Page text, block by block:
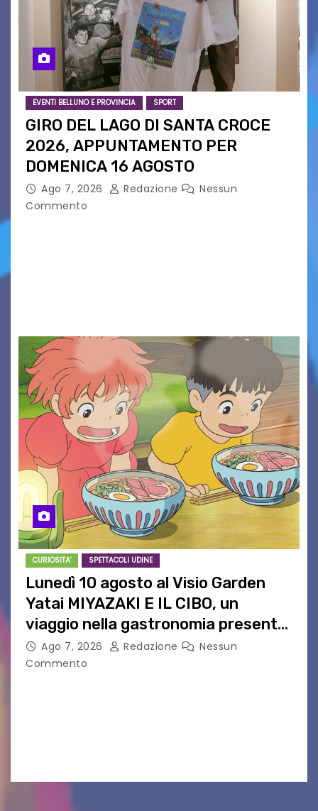
EVENTI BELLUNO E PROVINCIA SPORT
GIRO DEL LAGO DI SANTA CROCE
2026, APPUNTAMENTO PER
DOMENICA 16 AGOSTO
Ago 7, 2026 Redazione
Nessun
Commento
CURIOSITA' SPETTACOLI UDINE
Lunedì 10 agosto al Visio Garden
Yatai MIYAZAKI E IL CIBO, un
viaggio nella gastronomia presente
nei film di Hayao Miyazaki!
Ago 7, 2026 Redazione
Nessun
Commento